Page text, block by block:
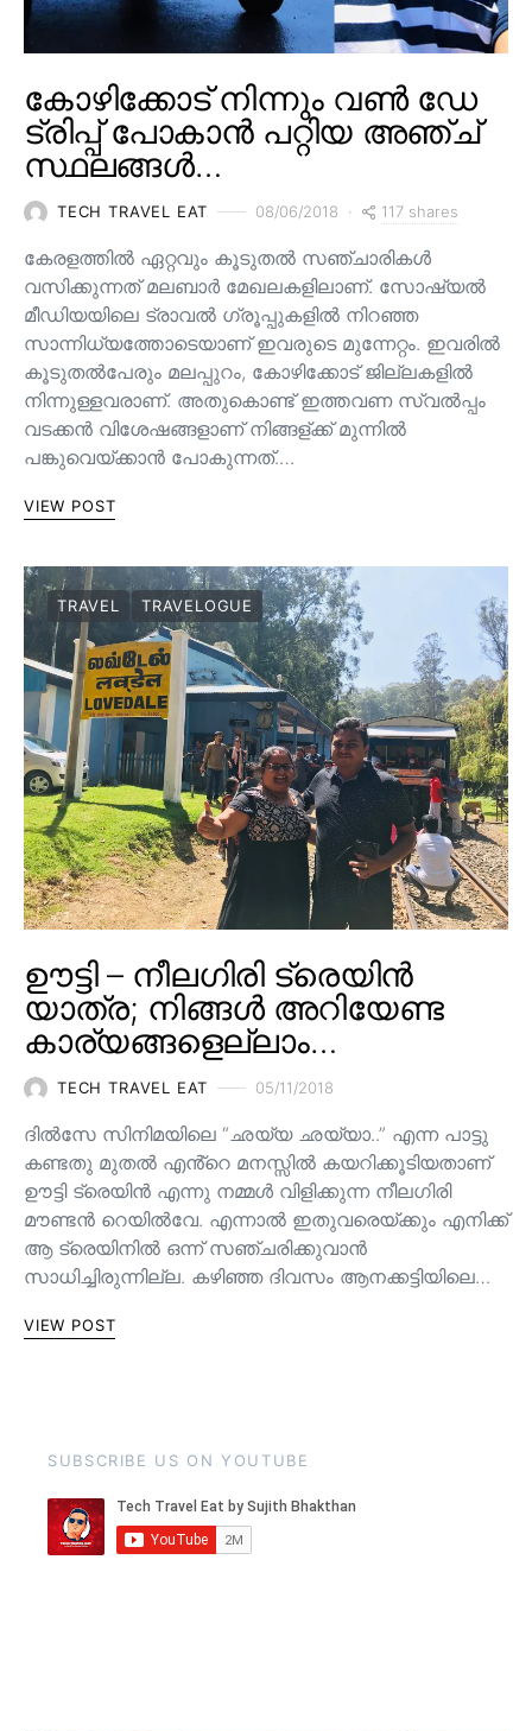
കോഴിക്കോട് നിന്നും വൺ ഡേ
ട്രിപ്പ് പോകാൻ പറ്റിയ അഞ്ച്
സ്ഥലങ്ങൾ…
TECH TRAVEL EAT 08/06/2018 117 shares
കേരളത്തിൽ ഏറ്റവും കൂടുതൽ സഞ്ചാരികൾ
വസിക്കുന്നത് മലബാർ മേഖലകളിലാണ്. സോഷ്യൽ
മീഡിയയിലെ ട്രാവൽ ഗ്രൂപ്പുകളിൽ നിറഞ്ഞ
സാന്നിധ്യത്തോടെയാണ് ഇവരുടെ മുന്നേറ്റം. ഇവരിൽ
കൂടുതൽപേരും മലപ്പുറം, കോഴിക്കോട് ജില്ലകളിൽ
നിന്നുള്ളവരാണ്. അതുകൊണ്ട് ഇത്തവണ സ്വൽപ്പം
വടക്കൻ വിശേഷങ്ങളാണ് നിങ്ങള്ക്ക് മുന്നിൽ
പങ്കുവെയ്ക്കാൻ പോകുന്നത്.…
VIEW POST
TRAVEL TRAVELOGUE
ഊട്ടി – നീലഗിരി ട്രെയിൻ
യാത്ര; നിങ്ങൾ അറിയേണ്ട
കാര്യങ്ങളെല്ലാം…
TECH TRAVEL EAT 05/11/2018
ദിൽസേ സിനിമയിലെ “ഛയ്യ ഛയ്യാ..” എന്ന പാട്ടു
കണ്ടതു മുതൽ എൻ്റെ മനസ്സിൽ കയറിക്കൂടിയതാണ്
ഊട്ടി ട്രെയിൻ എന്നു നമ്മൾ വിളിക്കുന്ന നീലഗിരി
മൗണ്ടൻ റെയിൽവേ. എന്നാൽ ഇതുവരെയ്ക്കും എനിക്ക്
ആ ട്രെയിനിൽ ഒന്ന് സഞ്ചരിക്കുവാൻ
സാധിച്ചിരുന്നില്ല. കഴിഞ്ഞ ദിവസം ആനക്കട്ടിയിലെ…
VIEW POST
SUBSCRIBE US ON YOUTUBE